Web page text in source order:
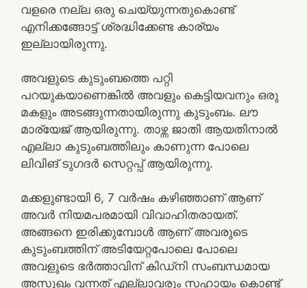
വളരെ നല്ല ഒരു ചെയ്യുന്നതുകൊണ്ട്
എനിക്കങ്ങോട്ട് ശ്രദ്ധിക്കേണ്ട കാര്യം
ഇല്ലായിരുന്നു.
അവളുടെ കുടുംബത്തെ പറ്റി
പറയുകയാണെങ്കിൽ അവളും കെട്ടിയവനും ഒരു
മകളും അടങ്ങുന്നതായിരുന്നു കുടുംബം. ലൗ
മാര്യേജ് ആയിരുന്നു. താഴ്ന്ന ജാതി ആയതിനാൽ
എല്ലാ കുടുംബത്തിലും കാണുന്ന പോലെ
ലിവിങ് ടുഗദർ സെറ്റപ്പ് ആയിരുന്നു.
മക്കളുണ്ടായി 6, 7 വർഷം കഴിഞ്ഞാണ് ആണ്
അവർ നിയമപരമായി വിവാഹിതരായത്.
അങ്ങനെ ഇരിക്കുമ്പോൾ ആണ് അവരുടെ
കുടുംബത്തിന് അടിയേറ്റപോലെ പോലെ
അവളുടെ ഭർത്താവിന് കിഡ്നി സംബന്ധമായ
അസുഖം വന്നത് എല്ലാവരും സഹായം കൊണ്ട്